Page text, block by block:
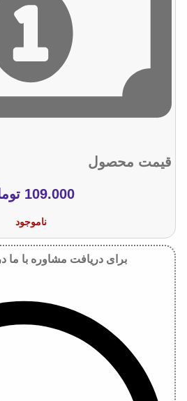
قیمت محصول
109.000
ناموجود
برای دریافت مشاوره با ما